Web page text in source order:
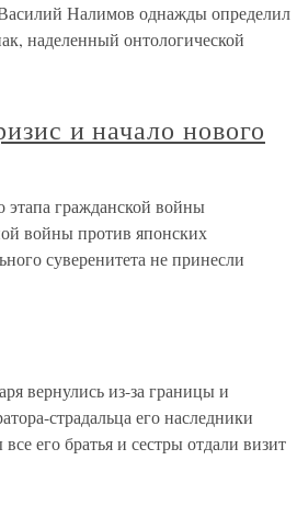
Налимов однажды определил
наделенный онтологической
и начало нового
этапа гражданской войны
войны против японских
суверенитета не принесли
вернулись из-за границы и
страдальца его наследники
его братья и сестры отдали визит